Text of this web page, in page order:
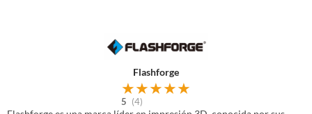
Flashforge
★★★★★
5 (4)